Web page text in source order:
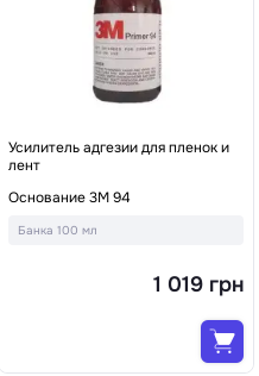
Усилитель адгезии для пленок и
лент
Основание 3M 94
Банка 100 мл
1 019 грн